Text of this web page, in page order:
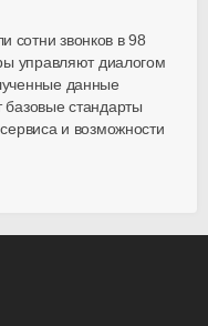
сотни звонков в 98
управляют диалогом
данные
стандарты
и возможности